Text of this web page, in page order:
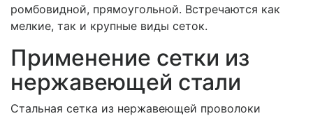
ромбовидной, прямоугольной. Встречаются как
мелкие, так и крупные виды сеток.
Применение сетки из
нержавеющей стали
Стальная сетка из нержавеющей проволоки